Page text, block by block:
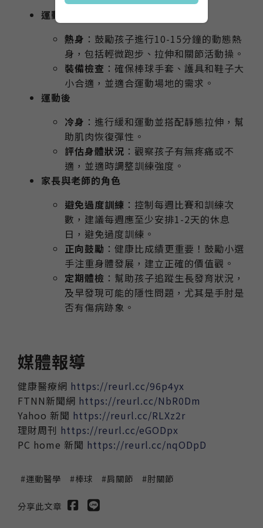
運動前
熱身 ：鼓勵孩子進行10-15分鐘的動態熱
身，包括輕微跑步、拉伸和關節活動操。
裝備檢查 ：確保棒球手套、護具和鞋子大
小合適，並適合運動場地的需求。
運動後
冷身 ：進行緩和運動並搭配靜態拉伸，幫
助肌肉恢復彈性。
評估身體狀況 ：觀察孩子有無疼痛或不
適，並適時調整訓練強度。
家長與老師的角色
避免過度訓練 ：控制每週比賽和訓練次
數，建議每週應至少安排1-2天的休息
日，避免過度訓練。
正向鼓勵 ：健康比成績更重要！鼓勵小選
手注重身體發展，建立正確的價值觀。
定期體檢 ：幫助孩子追蹤生長發育狀況，
及早發現可能的隱性問題，尤其是手肘是
否有傷病跡象。
媒體報導
健康醫療網 https://reurl.cc/96p4yx
FTNN新聞網 https://reurl.cc/NbR0Dm
Yahoo 新聞 https://reurl.cc/RLXz2r
理財周刊 https://reurl.cc/eGODpx
PC home 新聞 https://reurl.cc/nqODpD
運動醫學 棒球 肩關節 肘關節
分享此文章